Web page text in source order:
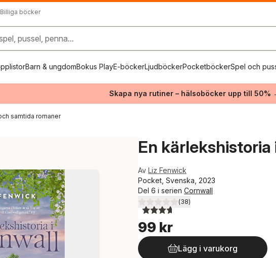
Billiga böcker
pussel, penna...
Barn & ungdomBokus PlayE-böckerLjudböckerPocketböckerSpel och
Skapa nya rutiner – hälsoböcker upp till 50%
samtida romaner
En kärlekshistoria
Av Liz Fenwick
Pocket, Svenska, 2023
Del 6 i serien Cornwall
3,7utav 5 stjärnor. Totalt antal röster:
(38)
99 kr
Lägg i varukorg